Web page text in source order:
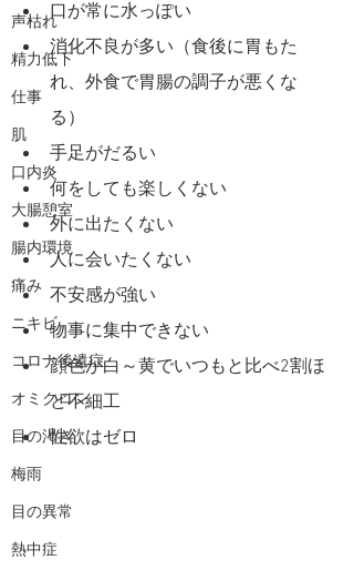
声枯れ
精力低下
仕事
肌
口内炎
大腸憩室
腸内環境
痛み
ニキビ
コロナ後遺症
オミクロン
目の渇き
梅雨
目の異常
熱中症
口が常に水っぽい
消化不良が多い（食後に胃もた
れ、外食で胃腸の調子が悪くな
る）
手足がだるい
何をしても楽しくない
外に出たくない
人に会いたくない
不安感が強い
物事に集中できない
顔色が白～黄でいつもと比べ2割ほ
ど不細工
性欲はゼロ